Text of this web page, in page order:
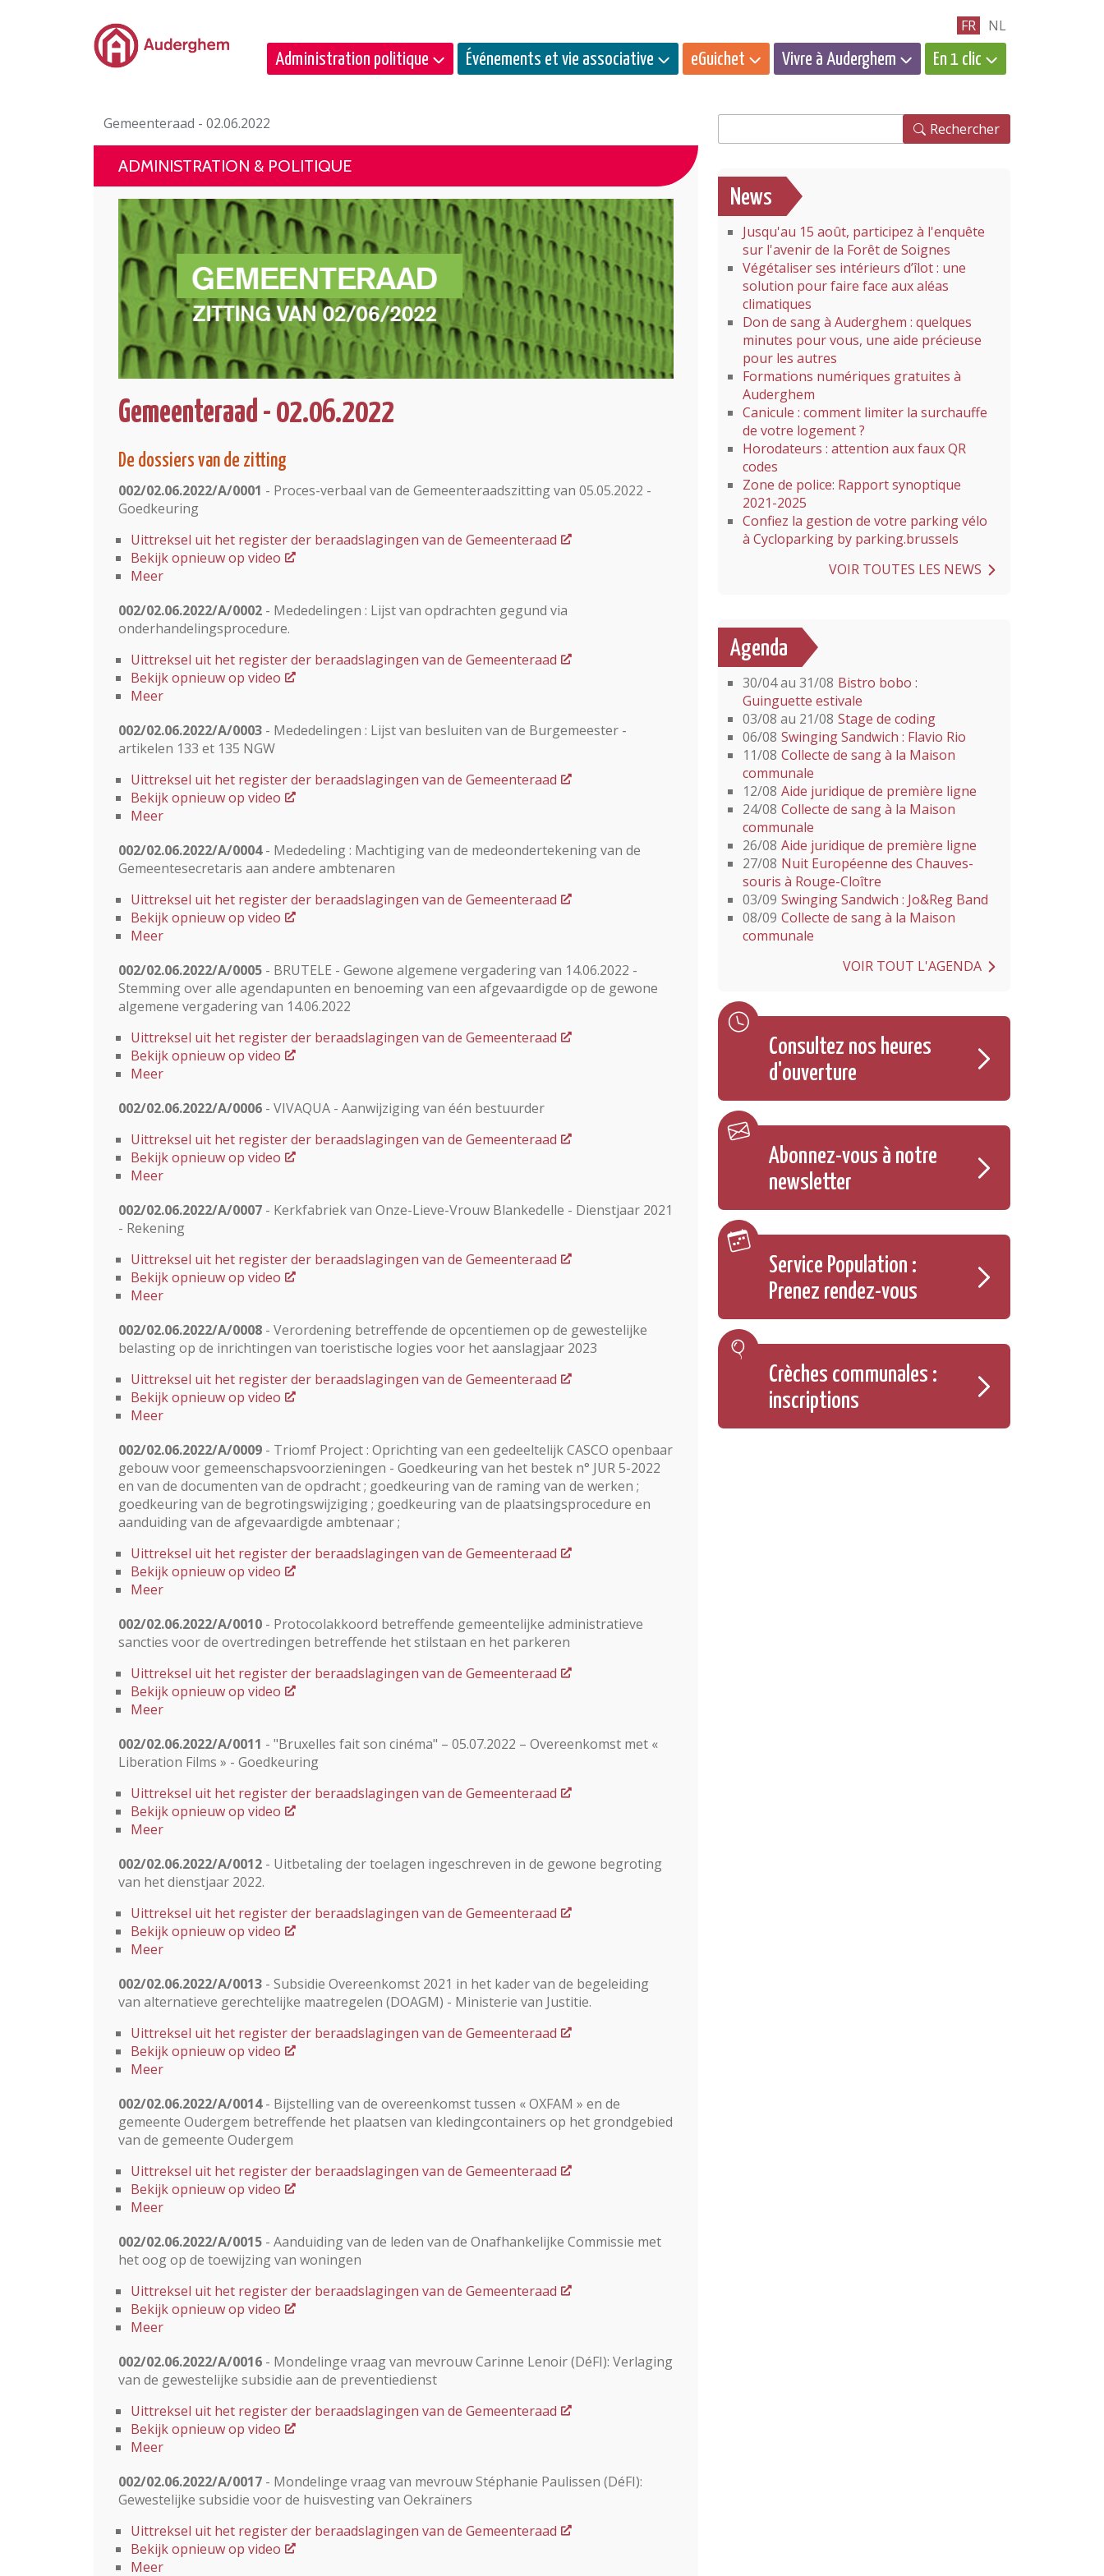
Passer au contenu principal FR NL
Administration politique Événements et vie associative eGuichet Vivre à Auderghem En 1 clic
Gemeenteraad - 02.06.2022
ADMINISTRATION & POLITIQUE
Gemeenteraad - 02.06.2022
De dossiers van de zitting
002/02.06.2022/A/0001 - Proces-verbaal van de Gemeenteraadszitting van 05.05.2022 -
Goedkeuring
Uittreksel uit het register der beraadslagingen van de Gemeenteraad
Bekijk opnieuw op video
Meer
002/02.06.2022/A/0002 - Mededelingen : Lijst van opdrachten gegund via
onderhandelingsprocedure.
Uittreksel uit het register der beraadslagingen van de Gemeenteraad
Bekijk opnieuw op video
Meer
002/02.06.2022/A/0003 - Mededelingen : Lijst van besluiten van de Burgemeester -
artikelen 133 et 135 NGW
Uittreksel uit het register der beraadslagingen van de Gemeenteraad
Bekijk opnieuw op video
Meer
002/02.06.2022/A/0004- Mededeling : Machtiging van de medeondertekening van de
Gemeentesecretaris aan andere ambtenaren
Uittreksel uit het register der beraadslagingen van de Gemeenteraad
Bekijk opnieuw op video
Meer
002/02.06.2022/A/0005 - BRUTELE - Gewone algemene vergadering van 14.06.2022 -
Stemming over alle agendapunten en benoeming van een afgevaardigde op de gewone
algemene vergadering van 14.06.2022
Uittreksel uit het register der beraadslagingen van de Gemeenteraad
Bekijk opnieuw op video
Meer
002/02.06.2022/A/0006 - VIVAQUA - Aanwijziging van één bestuurder
Uittreksel uit het register der beraadslagingen van de Gemeenteraad
Bekijk opnieuw op video
Meer
002/02.06.2022/A/0007 - Kerkfabriek van Onze-Lieve-Vrouw Blankedelle - Dienstjaar 2021
- Rekening
Uittreksel uit het register der beraadslagingen van de Gemeenteraad
Bekijk opnieuw op video
Meer
002/02.06.2022/A/0008 - Verordening betreffende de opcentiemen op de gewestelijke
belasting op de inrichtingen van toeristische logies voor het aanslagjaar 2023
Uittreksel uit het register der beraadslagingen van de Gemeenteraad
Bekijk opnieuw op video
Meer
002/02.06.2022/A/0009 - Triomf Project : Oprichting van een gedeeltelijk CASCO openbaar
gebouw voor gemeenschapsvoorzieningen - Goedkeuring van het bestek n° JUR 5-2022
en van de documenten van de opdracht ; goedkeuring van de raming van de werken ;
goedkeuring van de begrotingswijziging ; goedkeuring van de plaatsingsprocedure en
aanduiding van de afgevaardigde ambtenaar ;
Uittreksel uit het register der beraadslagingen van de Gemeenteraad
Bekijk opnieuw op video
Meer
002/02.06.2022/A/0010 - Protocolakkoord betreffende gemeentelijke administratieve
sancties voor de overtredingen betreffende het stilstaan en het parkeren
Uittreksel uit het register der beraadslagingen van de Gemeenteraad
Bekijk opnieuw op video
Meer
002/02.06.2022/A/0011 - "Bruxelles fait son cinéma" – 05.07.2022 – Overeenkomst met «
Liberation Films » - Goedkeuring
Uittreksel uit het register der beraadslagingen van de Gemeenteraad
Bekijk opnieuw op video
Meer
002/02.06.2022/A/0012 - Uitbetaling der toelagen ingeschreven in de gewone begroting
van het dienstjaar 2022.
Uittreksel uit het register der beraadslagingen van de Gemeenteraad
Bekijk opnieuw op video
Meer
002/02.06.2022/A/0013 - Subsidie Overeenkomst 2021 in het kader van de begeleiding
van alternatieve gerechtelijke maatregelen (DOAGM) - Ministerie van Justitie.
Uittreksel uit het register der beraadslagingen van de Gemeenteraad
Bekijk opnieuw op video
Meer
002/02.06.2022/A/0014- Bijstelling van de overeenkomst tussen « OXFAM » en de
gemeente Oudergem betreffende het plaatsen van kledingcontainers op het grondgebied
van de gemeente Oudergem
Uittreksel uit het register der beraadslagingen van de Gemeenteraad
Bekijk opnieuw op video
Meer
002/02.06.2022/A/0015 - Aanduiding van de leden van de Onafhankelijke Commissie met
het oog op de toewijzing van woningen
Uittreksel uit het register der beraadslagingen van de Gemeenteraad
Bekijk opnieuw op video
Meer
002/02.06.2022/A/0016 - Mondelinge vraag van mevrouw Carinne Lenoir (DéFI): Verlaging
van de gewestelijke subsidie aan de preventiedienst
Uittreksel uit het register der beraadslagingen van de Gemeenteraad
Bekijk opnieuw op video
Meer
002/02.06.2022/A/0017 - Mondelinge vraag van mevrouw Stéphanie Paulissen (DéFI):
Gewestelijke subsidie voor de huisvesting van Oekraïners
Uittreksel uit het register der beraadslagingen van de Gemeenteraad
Bekijk opnieuw op video
Meer
Rechercher
News
Jusqu'au 15 août, participez à l'enquête
sur l'avenir de la Forêt de Soignes
Végétaliser ses intérieurs d’îlot : une
solution pour faire face aux aléas
climatiques
Don de sang à Auderghem : quelques
minutes pour vous, une aide précieuse
pour les autres
Formations numériques gratuites à
Auderghem
Canicule : comment limiter la surchauffe
de votre logement ?
Horodateurs : attention aux faux QR
codes
Zone de police: Rapport synoptique
2021-2025
Confiez la gestion de votre parking vélo
à Cycloparking by parking.brussels
VOIR TOUTES LES NEWS
Agenda
30/04 au 31/08 Bistro bobo :
Guinguette estivale
03/08 au 21/08 Stage de coding
06/08 Swinging Sandwich : Flavio Rio
11/08 Collecte de sang à la Maison
communale
12/08 Aide juridique de première ligne
24/08 Collecte de sang à la Maison
communale
26/08 Aide juridique de première ligne
27/08 Nuit Européenne des Chauves-
souris à Rouge-Cloître
03/09 Swinging Sandwich : Jo&Reg Band
08/09 Collecte de sang à la Maison
communale
VOIR TOUT L'AGENDA
Consultez nos heures
d'ouverture
Abonnez-vous à notre
newsletter
Service Population :
Prenez rendez-vous
Crèches communales :
inscriptions